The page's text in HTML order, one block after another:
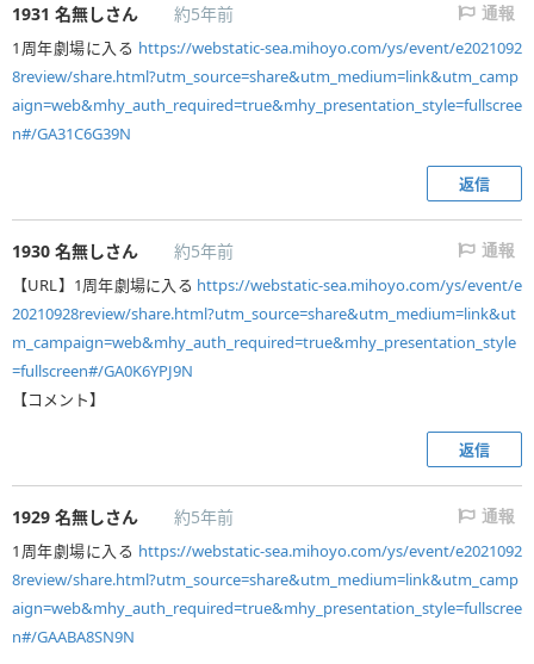
1931 名無しさん 約5年前 通報
1周年劇場に入る https://webstatic-sea.mihoyo.com/ys/event/e2021092
8review/share.html?utm_source=share&utm_medium=link&utm_camp
aign=web&mhy_auth_required=true&mhy_presentation_style=fullscree
n#/GA31C6G39N
返信
1930 名無しさん 約5年前 通報
【URL】1周年劇場に入る https://webstatic-sea.mihoyo.com/ys/event/e
20210928review/share.html?utm_source=share&utm_medium=link&ut
m_campaign=web&mhy_auth_required=true&mhy_presentation_style
=fullscreen#/GA0K6YPJ9N
【コメント】
返信
1929 名無しさん 約5年前 通報
1周年劇場に入る https://webstatic-sea.mihoyo.com/ys/event/e2021092
8review/share.html?utm_source=share&utm_medium=link&utm_camp
aign=web&mhy_auth_required=true&mhy_presentation_style=fullscree
n#/GAABA8SN9N